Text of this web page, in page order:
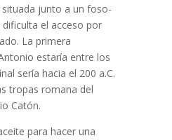
junto a un foso-
el acceso por
La primera
estaría entre los
sería hacia el 200 a.C.
tropas romana del
Catón.
para hacer una